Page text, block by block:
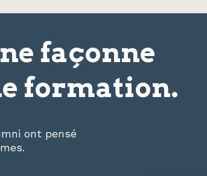
façonne
formation.
ont pensé